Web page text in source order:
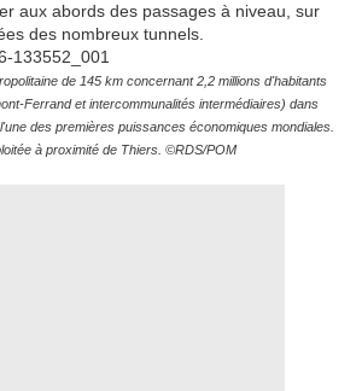
aux abords des passages à niveau, sur
des nombreux tunnels.
de 145 km concernant 2,2 millions d'habitants
Ferrand et intercommunalités intermédiaires) dans
des premières puissances économiques mondiales.
à proximité de Thiers. ©RDS/POM